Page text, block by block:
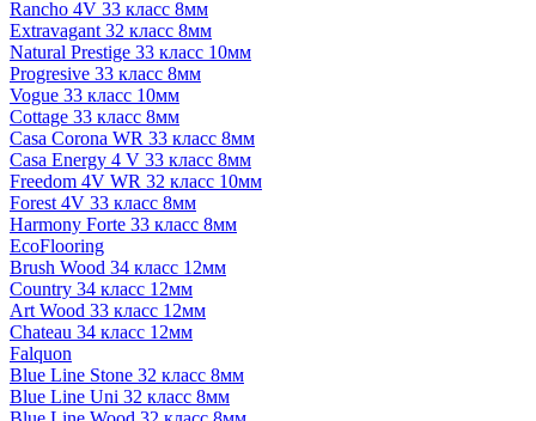
Rancho 4V 33 класс 8мм
Extravagant 32 класс 8мм
Natural Prestige 33 класс 10мм
Progresive 33 класс 8мм
Vogue 33 класс 10мм
Cottage 33 класс 8мм
Casa Corona WR 33 класс 8мм
Casa Energy 4 V 33 класс 8мм
Freedom 4V WR 32 класс 10мм
Forest 4V 33 класс 8мм
Harmony Forte 33 класс 8мм
EcoFlooring
Brush Wood 34 класс 12мм
Country 34 класс 12мм
Art Wood 33 класс 12мм
Chateau 34 класс 12мм
Falquon
Blue Line Stone 32 класс 8мм
Blue Line Uni 32 класс 8мм